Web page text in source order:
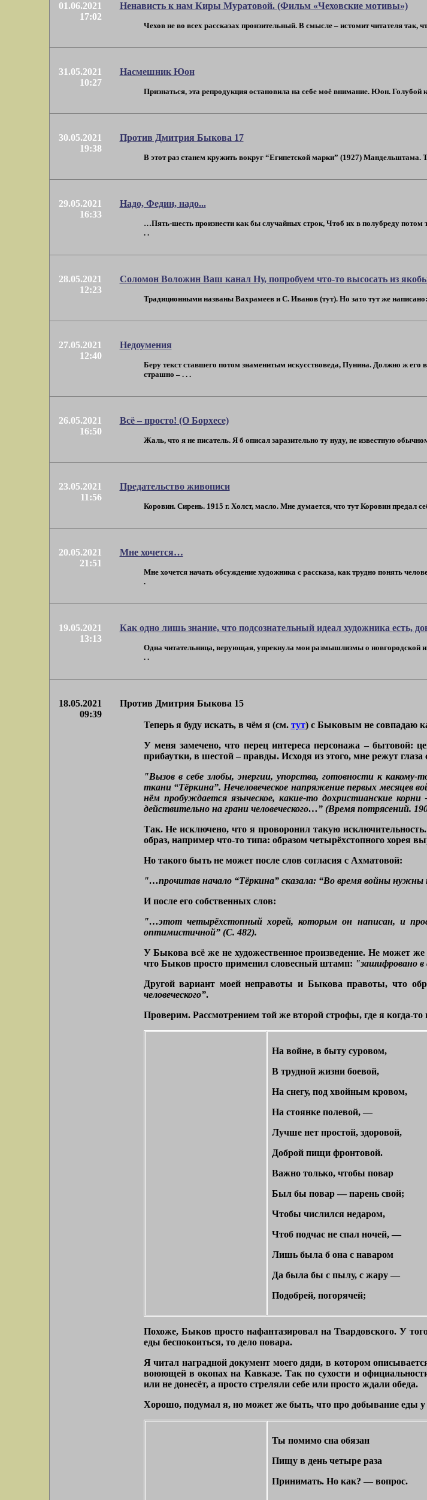
01.06.2021
17:02
Ненависть к нам Киры Муратовой. (Фильм «Чеховские мотивы»)
Чехов не во всех рассказах пронзительный. В смысле – истомит читателя так,
31.05.2021
10:27
Насмешник Юон
Признаться, эта репродукция остановила на себе моё внимание. Юон. Голубой
30.05.2021
19:38
Против Дмитрия Быкова 17
В этот раз станем кружить вокруг “Египетской марки” (1927) Мандельштама.
29.05.2021
16:33
Надо, Федин, надо...
…Пять-шесть произнести как бы случайных строк, Чтоб их в полубреду
. .
28.05.2021
12:23
Соломон Воложин Ваш канал Ну, попробуем что-то высосать из
Традиционными названы Вахрамеев и С. Иванов (тут). Но зато тут же
27.05.2021
12:40
Недоумения
Беру текст ставшего потом знаменитым искусствоведа, Пунина. Должно ж его
страшно – . . .
26.05.2021
16:50
Всё – просто! (О Борхесе)
Жаль, что я не писатель. Я б описал заразительно ту нуду, не известную
23.05.2021
11:56
Предательство живописи
Коровин. Сирень. 1915 г. Холст, масло. Мне думается, что тут Коровин предал
20.05.2021
21:51
Мне хочется…
Мне хочется начать обсуждение художника с рассказа, как трудно понять
.
19.05.2021
13:13
Как одно лишь знание, что подсознательный идеал художника есть,
Одна читательница, верующая, упрекнула мои размышлизмы о новгородской
. .
18.05.2021
09:39
Против Дмитрия Быкова 15
Теперь я буду искать, в чём я (см. тут) с Быковым не совпадаю
У меня замечено, что перец интереса персонажа – бытовой:
прибаутки, в шестой – правды. Исходя из этого, мне режут глаза
"Вызов в себе злобы, энергии, упорства, готовности к
ткани “Тёркина”. Нечеловеческое напряжение первых месяцев
нём пробуждается языческое, какие-то дохристианские
действительно на грани человеческого…” (Время потрясений.
Так. Не исключено, что я проворонил такую
образ, например что-то типа: образом четырёхстопного хорея
Но такого быть не может после слов согласия с Ахматовой:
"…прочитав начало “Тёркина” сказала: “Во время войны нужны
И после его собственных слов:
"…этот четырёхстопный хорей, которым он написан, и
оптимистичной” (С. 482).
У Быкова всё же не художественное произведение. Не может
что Быков просто применил словесный штамп: "зашифровано в
Другой вариант моей неправоты и Быкова правоты, что
человеческого”.
Проверим. Рассмотрением той же второй строфы, где я когда-
На войне, в быту суровом,
В трудной жизни боевой,
На снегу, под хвойным кровом,
На стоянке полевой, —
Лучше нет простой, здоровой,
Доброй пищи фронтовой.
Важно только, чтобы повар
Был бы повар — парень свой;
Чтобы числился недаром,
Чтоб подчас не спал ночей, —
Лишь была б она с наваром
Да была бы с пылу, с жару —
Подобрей, погорячей;
Похоже, Быков просто нафантазировал на Твардовского. У
еды беспокоиться, то дело повара.
Я читал наградной документ моего дяди, в котором
воюющей в окопах на Кавказе. Так по сухости и
или не донесёт, а просто стреляли себе или просто ждали обеда.
Хорошо, подумал я, но может же быть, что про добывание еды
Ты помимо сна обязан
Пищу в день четыре раза
Принимать. Но как? — вопрос.